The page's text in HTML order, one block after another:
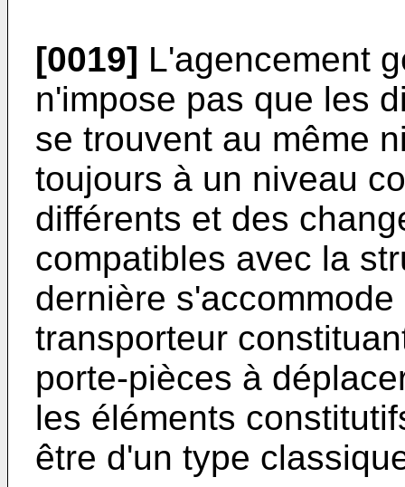
[0019] L'agencement
n'impose pas que les
se trouvent au même
toujours à un niveau
différents et des
compatibles avec la
dernière
transporteur
porte-pièces à
les éléments
être d'un type